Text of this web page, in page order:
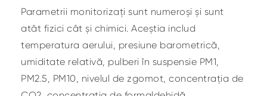
Parametrii monitorizați sunt numeroși și sunt
atât fizici cât și chimici. Aceștia includ
temperatura aerului, presiune barometrică,
umiditate relativă, pulberi în suspensie PM1,
PM2.5, PM10, nivelul de zgomot, concentrația de